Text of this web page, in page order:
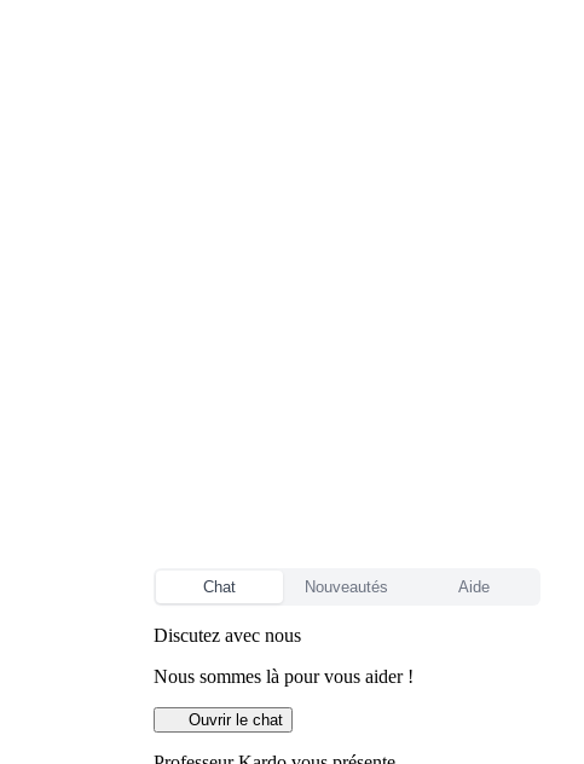
Chat Nouveautés Aide
Discutez avec nous
Nous sommes là pour vous aider !
Ouvrir le chat